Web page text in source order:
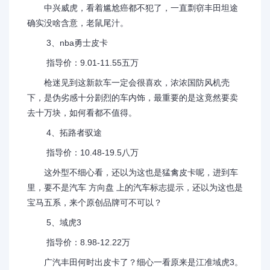
中兴威虎，看着尴尬癌都不犯了，一直剽窃丰田坦途
确实没啥含意，老鼠尾汁。
3、nba勇士皮卡
指导价：9.01-11.55五万
枪迷见到这新款车一定会很喜欢，浓浓国防风机壳
下，是伪劣感十分剧烈的车内饰，最重要的是这竟然要卖
去十万块，如何看都不值得。
4、拓路者驭途
指导价：10.48-19.5八万
这外型不细心看，还以为这也是猛禽皮卡呢，进到车
里，要不是汽车 方向盘 上的汽车标志提示，还以为这也是
宝马五系，来个原创品牌可不可以？
5、域虎3
指导价：8.98-12.22万
广汽丰田何时出皮卡了？细心一看原来是江准域虎3。